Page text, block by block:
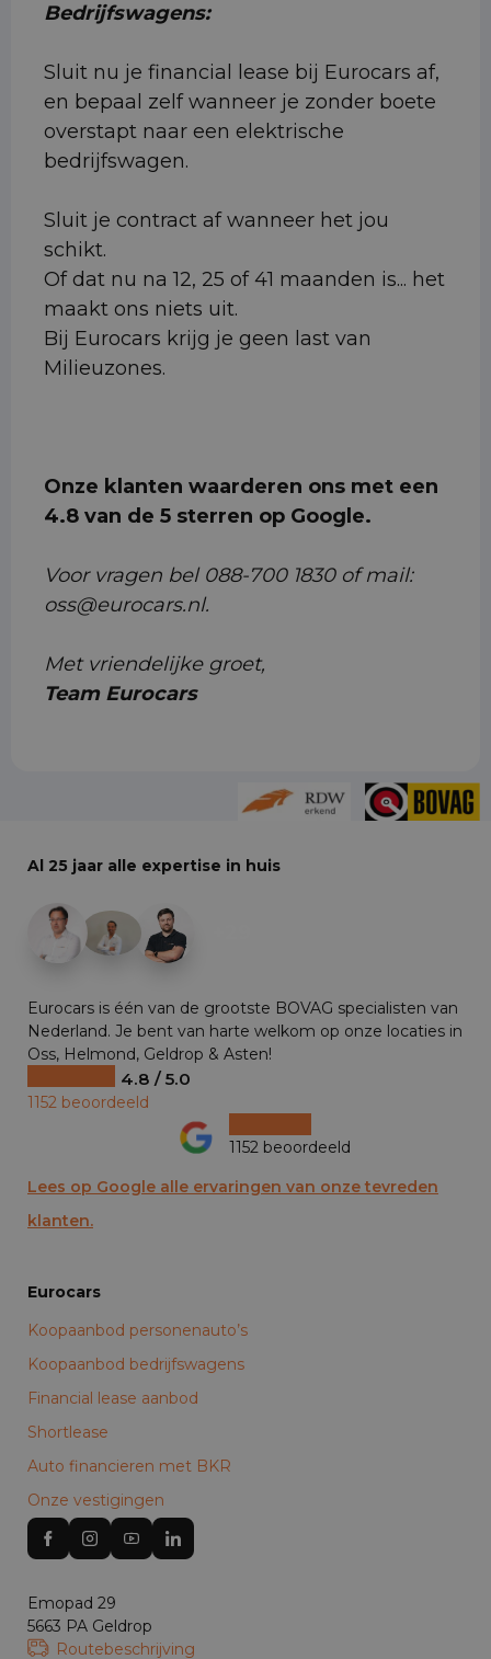
Bedrijfswagens:
Sluit nu je financial lease bij Eurocars af,
en bepaal zelf wanneer je zonder boete
overstapt naar een elektrische
bedrijfswagen.
Sluit je contract af wanneer het jou
schikt.
Of dat nu na 12, 25 of 41 maanden is... het
maakt ons niets uit.
Bij Eurocars krijg je geen last van
Milieuzones.
Onze klanten waarderen ons met een
4.8 van de 5 sterren op Google.
Voor vragen bel 088-700 1830 of mail:
oss@eurocars.nl.
Met vriendelijke groet,
Team Eurocars
Al 25 jaar alle expertise in huis
Eurocars is één van de grootste BOVAG specialisten van
Nederland. Je bent van harte welkom op onze locaties in
Oss, Helmond, Geldrop & Asten!
4.8 / 5.0
1152 beoordeeld
1152 beoordeeld
Lees op Google alle ervaringen van onze tevreden
klanten.
Eurocars
Koopaanbod personenauto’s
Koopaanbod bedrijfswagens
Financial lease aanbod
Shortlease
Auto financieren met BKR
Onze vestigingen
Emopad 29
5663 PA Geldrop
Routebeschrijving